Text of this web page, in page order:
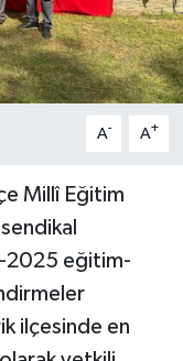
A- A+
Millî Eğitim
2025 eğitim-
ilçesinde en